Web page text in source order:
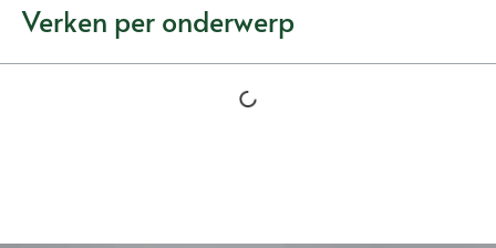
Verken per onderwerp